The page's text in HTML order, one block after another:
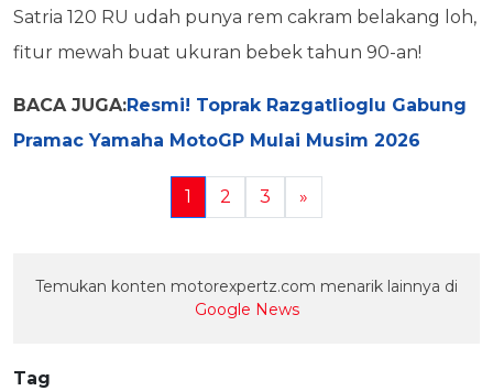
Satria 120 RU udah punya rem cakram belakang loh,
fitur mewah buat ukuran bebek tahun 90-an!
BACA JUGA:Resmi! Toprak Razgatlioglu Gabung
Pramac Yamaha MotoGP Mulai Musim 2026
1 2 3 »
Temukan konten motorexpertz.com menarik lainnya di
Google News
Tag